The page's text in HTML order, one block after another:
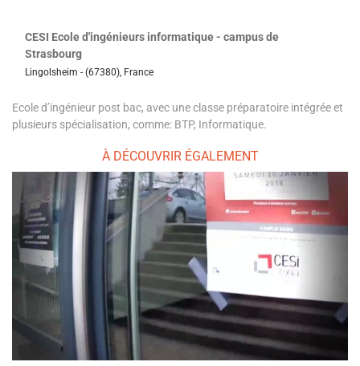
CESI Ecole d'ingénieurs informatique - campus de
Strasbourg
Lingolsheim - (67380), France
Ecole d’ingénieur post bac, avec une classe préparatoire intégrée et
plusieurs spécialisation, comme: BTP, Informatique.
À DÉCOUVRIR ÉGALEMENT